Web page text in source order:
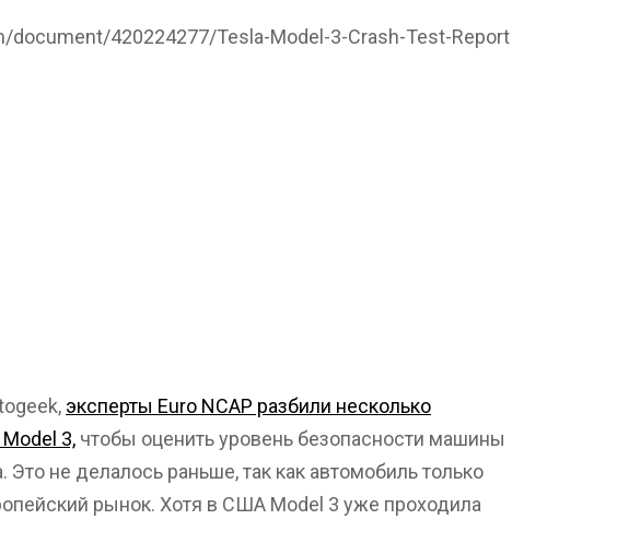
420224277/Tesla-Model-3-Crash-Test-Report
эксперты Euro NCAP разбили несколько
3, чтобы оценить уровень безопасности машины
Это не делалось раньше, так как автомобиль только
рынок. Хотя в США Model 3 уже проходила